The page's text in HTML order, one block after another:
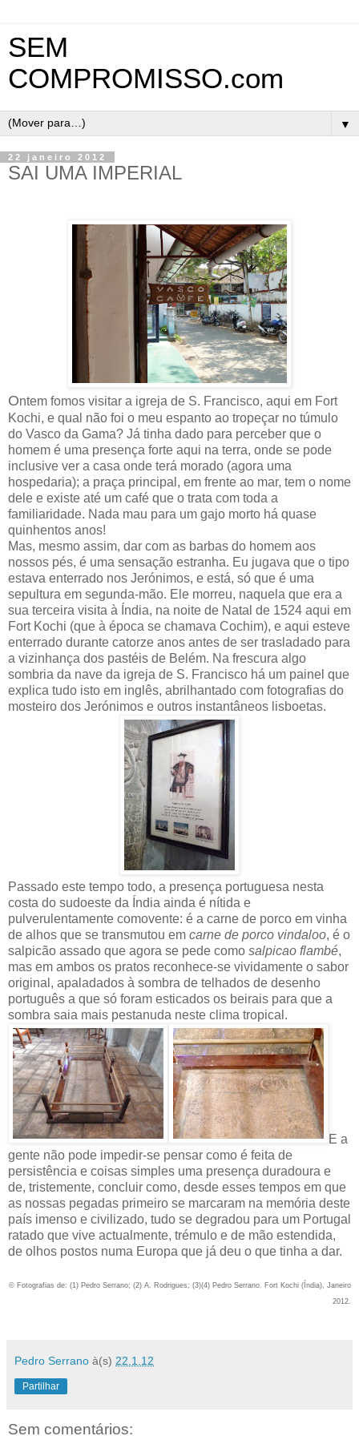
SEM
COMPROMISSO.com
▼
22 janeiro 2012
SAI UMA IMPERIAL
Ontem fomos visitar a igreja de S. Francisco, aqui em Fort
Kochi, e qual não foi o meu espanto ao tropeçar no túmulo
do Vasco da Gama? Já tinha dado para perceber que o
homem é uma presença forte aqui na terra, onde se pode
inclusive ver a casa onde terá morado (agora uma
hospedaria); a praça principal, em frente ao mar, tem o nome
dele e existe até um café que o trata com toda a
familiaridade. Nada mau para um gajo morto há quase
quinhentos anos!
Mas, mesmo assim, dar com as barbas do homem aos
nossos pés, é uma sensação estranha. Eu jugava que o tipo
estava enterrado nos Jerónimos, e está, só que é uma
sepultura em segunda-mão. Ele morreu, naquela que era a
sua terceira visita à Índia, na noite de Natal de 1524 aqui em
Fort Kochi (que à época se chamava Cochim), e aqui esteve
enterrado durante catorze anos antes de ser trasladado para
a vizinhança dos pastéis de Belém. Na frescura algo
sombria da nave da igreja de S. Francisco há um painel que
explica tudo isto em inglês, abrilhantado com fotografias do
mosteiro dos Jerónimos e outros instantâneos lisboetas.
Passado este tempo todo, a presença portuguesa nesta
costa do sudoeste da Índia ainda é nítida e
pulverulentamente comovente: é a carne de porco em vinha
de alhos que se transmutou em carne de porco vindaloo, é o
salpicão assado que agora se pede como salpicao flambé,
mas em ambos os pratos reconhece-se vividamente o sabor
original, apaladados à sombra de telhados de desenho
português a que só foram esticados os beirais para que a
sombra saia mais pestanuda neste clima tropical.
E a
gente não pode impedir-se pensar como é feita de
persistência e coisas simples uma presença duradoura e
de, tristemente, concluir como, desde esses tempos em que
as nossas pegadas primeiro se marcaram na memória deste
país imenso e civilizado, tudo se degradou para um Portugal
ratado que vive actualmente, trémulo e de mão estendida,
de olhos postos numa Europa que já deu o que tinha a dar.
© Fotografias de: (1) Pedro Serrano; (2) A. Rodrigues; (3)(4) Pedro Serrano. Fort Kochi (Índia), Janeiro
2012.
Pedro Serrano à(s) 22.1.12
Partilhar
Sem comentários: